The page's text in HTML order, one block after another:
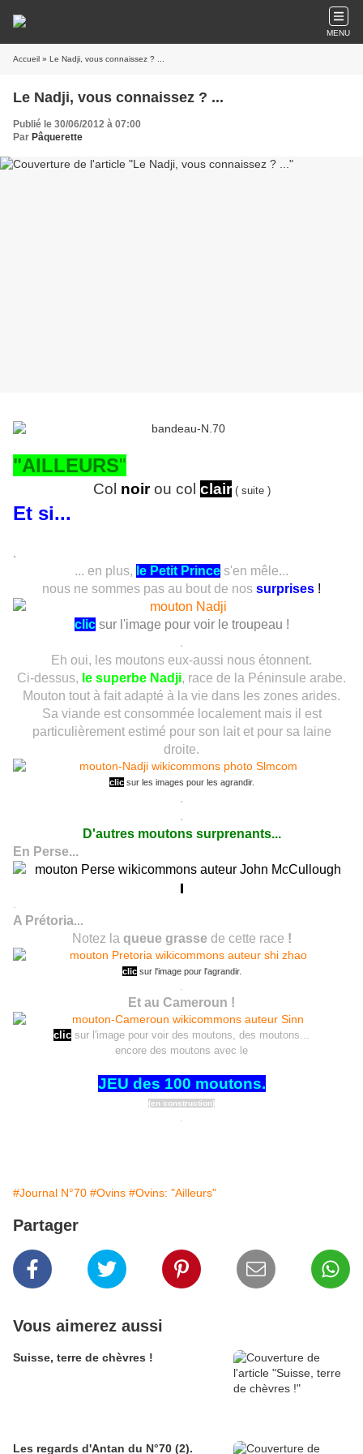
MENU
Accueil » Le Nadji, vous connaissez ? ...
Le Nadji, vous connaissez ? ...
Publié le 30/06/2012 à 07:00
Par Pâquerette
"AILLEURS"
Col noirou col clair ( suite )
Et si...
.
... en plus, le Petit Prince s'en mêle...
nous ne sommes pas au bout de nos surprises !
clic sur l'image pour voir le troupeau !
.
Eh oui, les moutons eux-aussi nous étonnent.
Ci-dessus, le superbe Nadji, race de la Péninsule arabe.
Mouton tout à fait adapté à la vie dans les zones arides.
Sa viande est consommée localement mais il est
particulièrement estimé pour son lait et pour sa laine
droite.
clicsur les images pour les agrandir.
.
.
D'autres moutons surprenants...
En Perse...
A Prétoria...
Notez la queue grassede cette race !
clicsur l'image pour l'agrandir.
Et au Cameroun !
clic sur l'image pour voir des moutons, des moutons...
encore des moutons avec le
JEU des 100 moutons.
(en construction)
.
#Journal N°70 #Ovins #Ovins: "Ailleurs"
Partager
Vous aimerez aussi
Suisse, terre de chèvres !
Les regards d'Antan du N°70 (2).